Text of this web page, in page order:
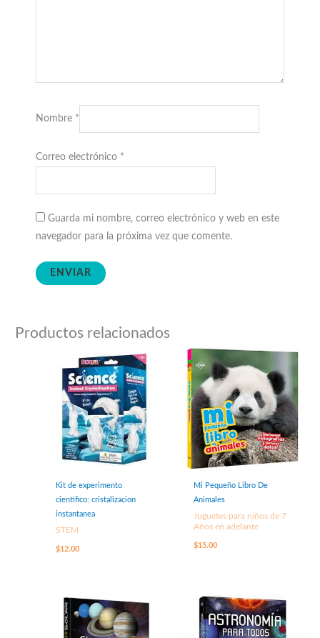
Nombre *
Correo electrónico *
Guarda mi nombre, correo electrónico y web en este
navegador para la próxima vez que comente.
Productos relacionados
Kit de experimento
cientifico: cristalizacion
instantanea
STEM
$12.00
Mi Pequeño Libro De
Animales
Juguetes para niños de 7
Años en adelante
$15.00